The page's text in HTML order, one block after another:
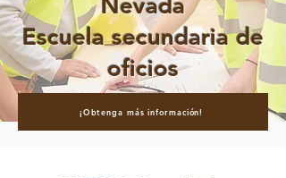
Nevada
Escuela secundaria de
oficios
¡Obtenga más información!